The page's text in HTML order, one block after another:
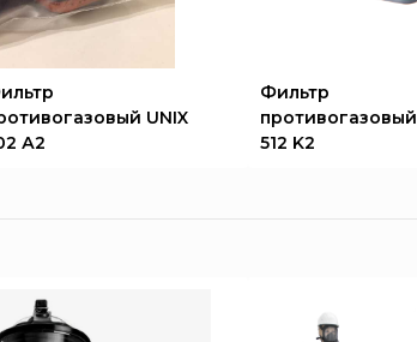
UNIX
А2
Фильтр
противогазовый
512 K2